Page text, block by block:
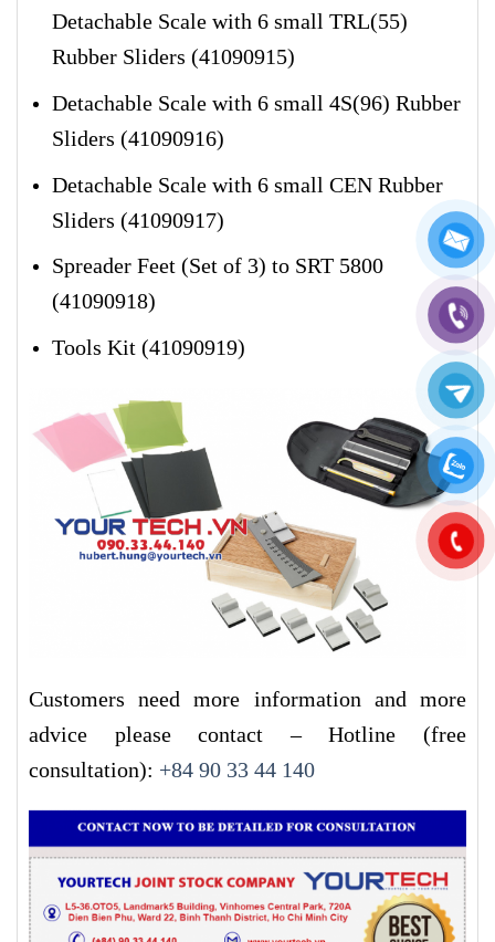
Detachable Scale with 6 small TRL(55)
Rubber Sliders (41090915)
Detachable Scale with 6 small 4S(96) Rubber
Sliders (41090916)
Detachable Scale with 6 small CEN Rubber
Sliders (41090917)
Spreader Feet (Set of 3) to SRT 5800
(41090918)
Tools Kit (41090919)
Customers need more information and more
advice please contact – Hotline (free
consultation): +84 90 33 44 140